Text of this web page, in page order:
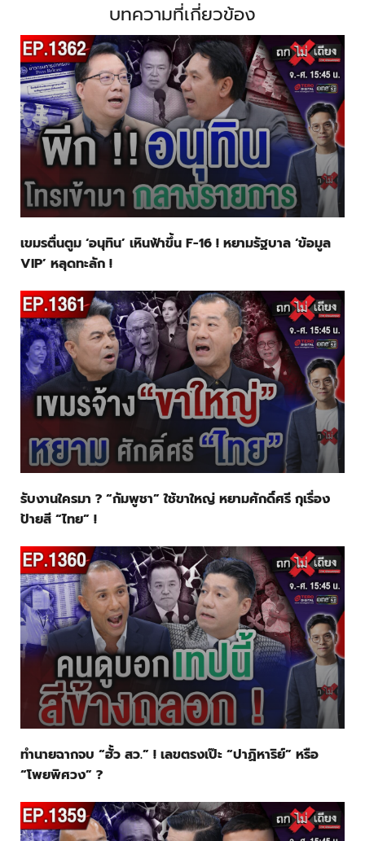
บทความที่เกี่ยวข้อง
เขมรตื่นตูม ‘อนุทิน’ เหินฟ้าขึ้น F-16 ! หยามรัฐบาล ‘ข้อมูล
VIP’ หลุดทะลัก !
รับงานใครมา ? “กัมพูชา” ใช้ขาใหญ่ หยามศักดิ์ศรี กุเรื่อง
ป้ายสี “ไทย” !
ทำนายฉากจบ “ฮั้ว สว.” ! เลขตรงเป๊ะ “ปาฏิหาริย์” หรือ
“โพยพิศวง” ?